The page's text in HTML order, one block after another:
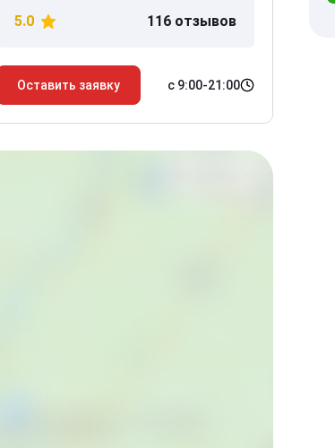
5.0 116 отзывов
Оставить заявку с 9:00-21:00